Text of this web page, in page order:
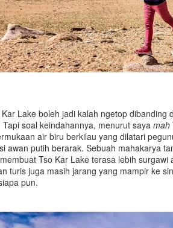
Lake boleh jadi kalah ngetop
Tapi soal keindahannya, menurut saya mah
air biru berkilau yang dilatari
awan putih berarak. Sebuah mahakarya
Tso Kar Lake terasa lebih
turis juga masih jarang yang mampir ke
pun.